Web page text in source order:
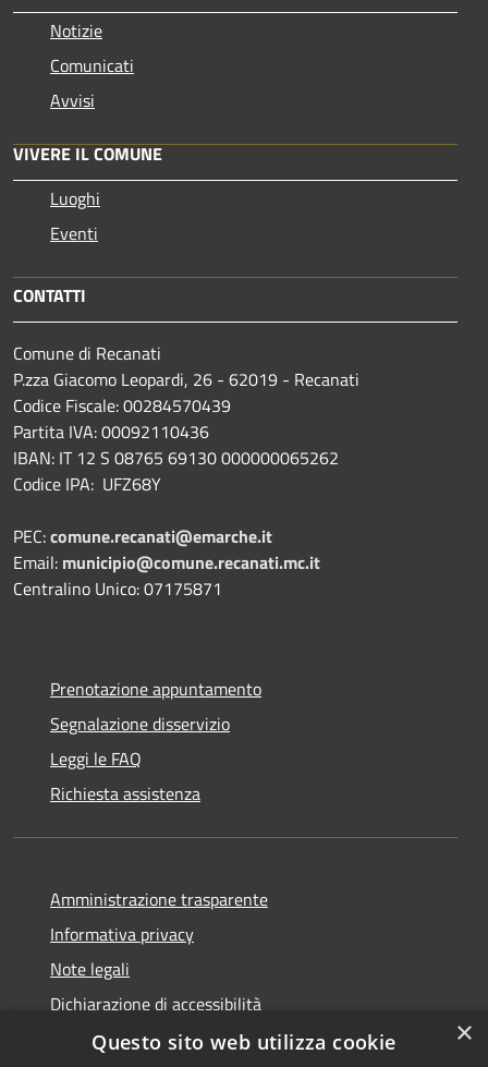
Notizie
Comunicati
Avvisi
VIVERE IL COMUNE
Luoghi
Eventi
CONTATTI
Comune di Recanati
P.zza Giacomo Leopardi, 26 - 62019 - Recanati
Codice Fiscale: 00284570439
Partita IVA: 00092110436
IBAN: IT 12 S 08765 69130 000000065262
Codice IPA: UFZ68Y
PEC:comune.recanati@emarche.it
Email: municipio@comune.recanati.mc.it
Centralino Unico: 07175871
Prenotazione appuntamento
Segnalazione disservizio
Leggi le FAQ
Richiesta assistenza
Amministrazione trasparente
Informativa privacy
Note legali
Dichiarazione di accessibilità
×
Questo sito web utilizza cookie